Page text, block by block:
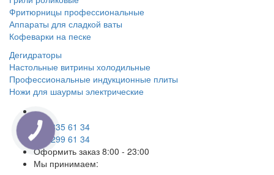
Фритюрницы профессиональные
Аппараты для сладкой ваты
Кофеварки на песке
Дегидраторы
Настольные витрины холодильные
Профессиональные индукционные плиты
Ножи для шаурмы электрические
050 335 61 34
067 299 61 34
Оформить заказ 8:00 - 23:00
Мы принимаем: